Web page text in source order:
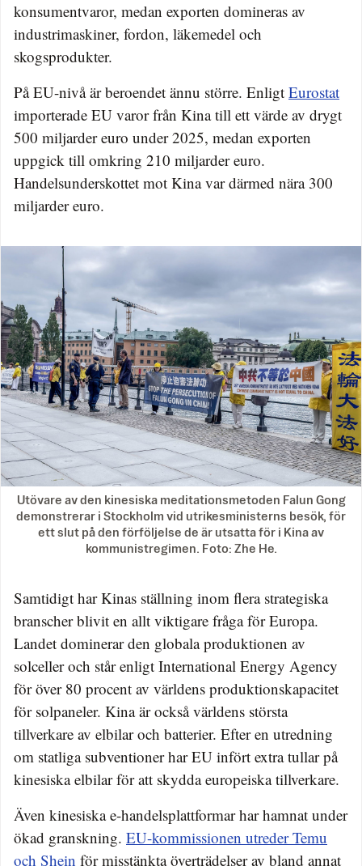
konsumentvaror, medan exporten domineras av
industrimaskiner, fordon, läkemedel och
skogsprodukter.
På EU-nivå är beroendet ännu större. Enligt Eurostat
importerade EU varor från Kina till ett värde av drygt
500 miljarder euro under 2025, medan exporten
uppgick till omkring 210 miljarder euro.
Handelsunderskottet mot Kina var därmed nära 300
miljarder euro.
Utövare av den kinesiska meditationsmetoden Falun Gong
demonstrerar i Stockholm vid utrikesministerns besök, för
ett slut på den förföljelse de är utsatta för i Kina av
kommunistregimen. Foto: Zhe He.
Samtidigt har Kinas ställning inom flera strategiska
branscher blivit en allt viktigare fråga för Europa.
Landet dominerar den globala produktionen av
solceller och står enligt International Energy Agency
för över 80 procent av världens produktionskapacitet
för solpaneler. Kina är också världens största
tillverkare av elbilar och batterier. Efter en utredning
om statliga subventioner har EU infört extra tullar på
kinesiska elbilar för att skydda europeiska tillverkare.
Även kinesiska e-handelsplattformar har hamnat under
ökad granskning. EU-kommissionen utreder Temu
och Shein för misstänkta överträdelser av bland annat